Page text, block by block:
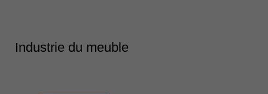
Industrie du meuble